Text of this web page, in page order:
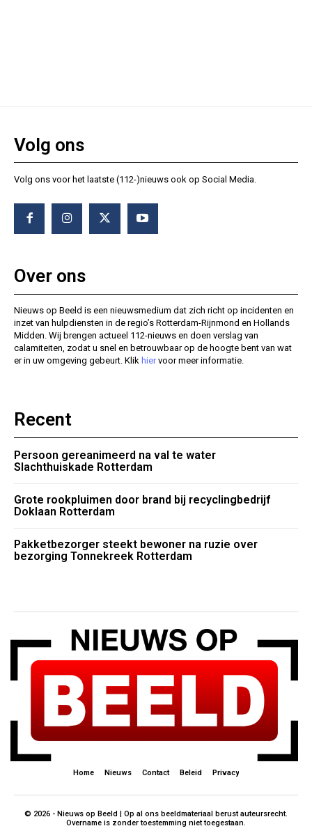
Volg ons
Volg ons voor het laatste (112-)nieuws ook op Social Media.
Over ons
Nieuws op Beeld is een nieuwsmedium dat zich richt op incidenten en
inzet van hulpdiensten in de regio’s Rotterdam-Rijnmond en Hollands
Midden. Wij brengen actueel 112-nieuws en doen verslag van
calamiteiten, zodat u snel en betrouwbaar op de hoogte bent van wat
er in uw omgeving gebeurt. Klik hiervoor meer informatie.
Recent
Persoon gereanimeerd na val te water
Slachthuiskade Rotterdam
Grote rookpluimen door brand bij recyclingbedrijf
Doklaan Rotterdam
Pakketbezorger steekt bewoner na ruzie over
bezorging Tonnekreek Rotterdam
Home Nieuws Contact Beleid Privacy
© 2026 - Nieuws op Beeld | Op al ons beeldmateriaal berust auteursrecht.
Overname is zonder toestemming niet toegestaan.